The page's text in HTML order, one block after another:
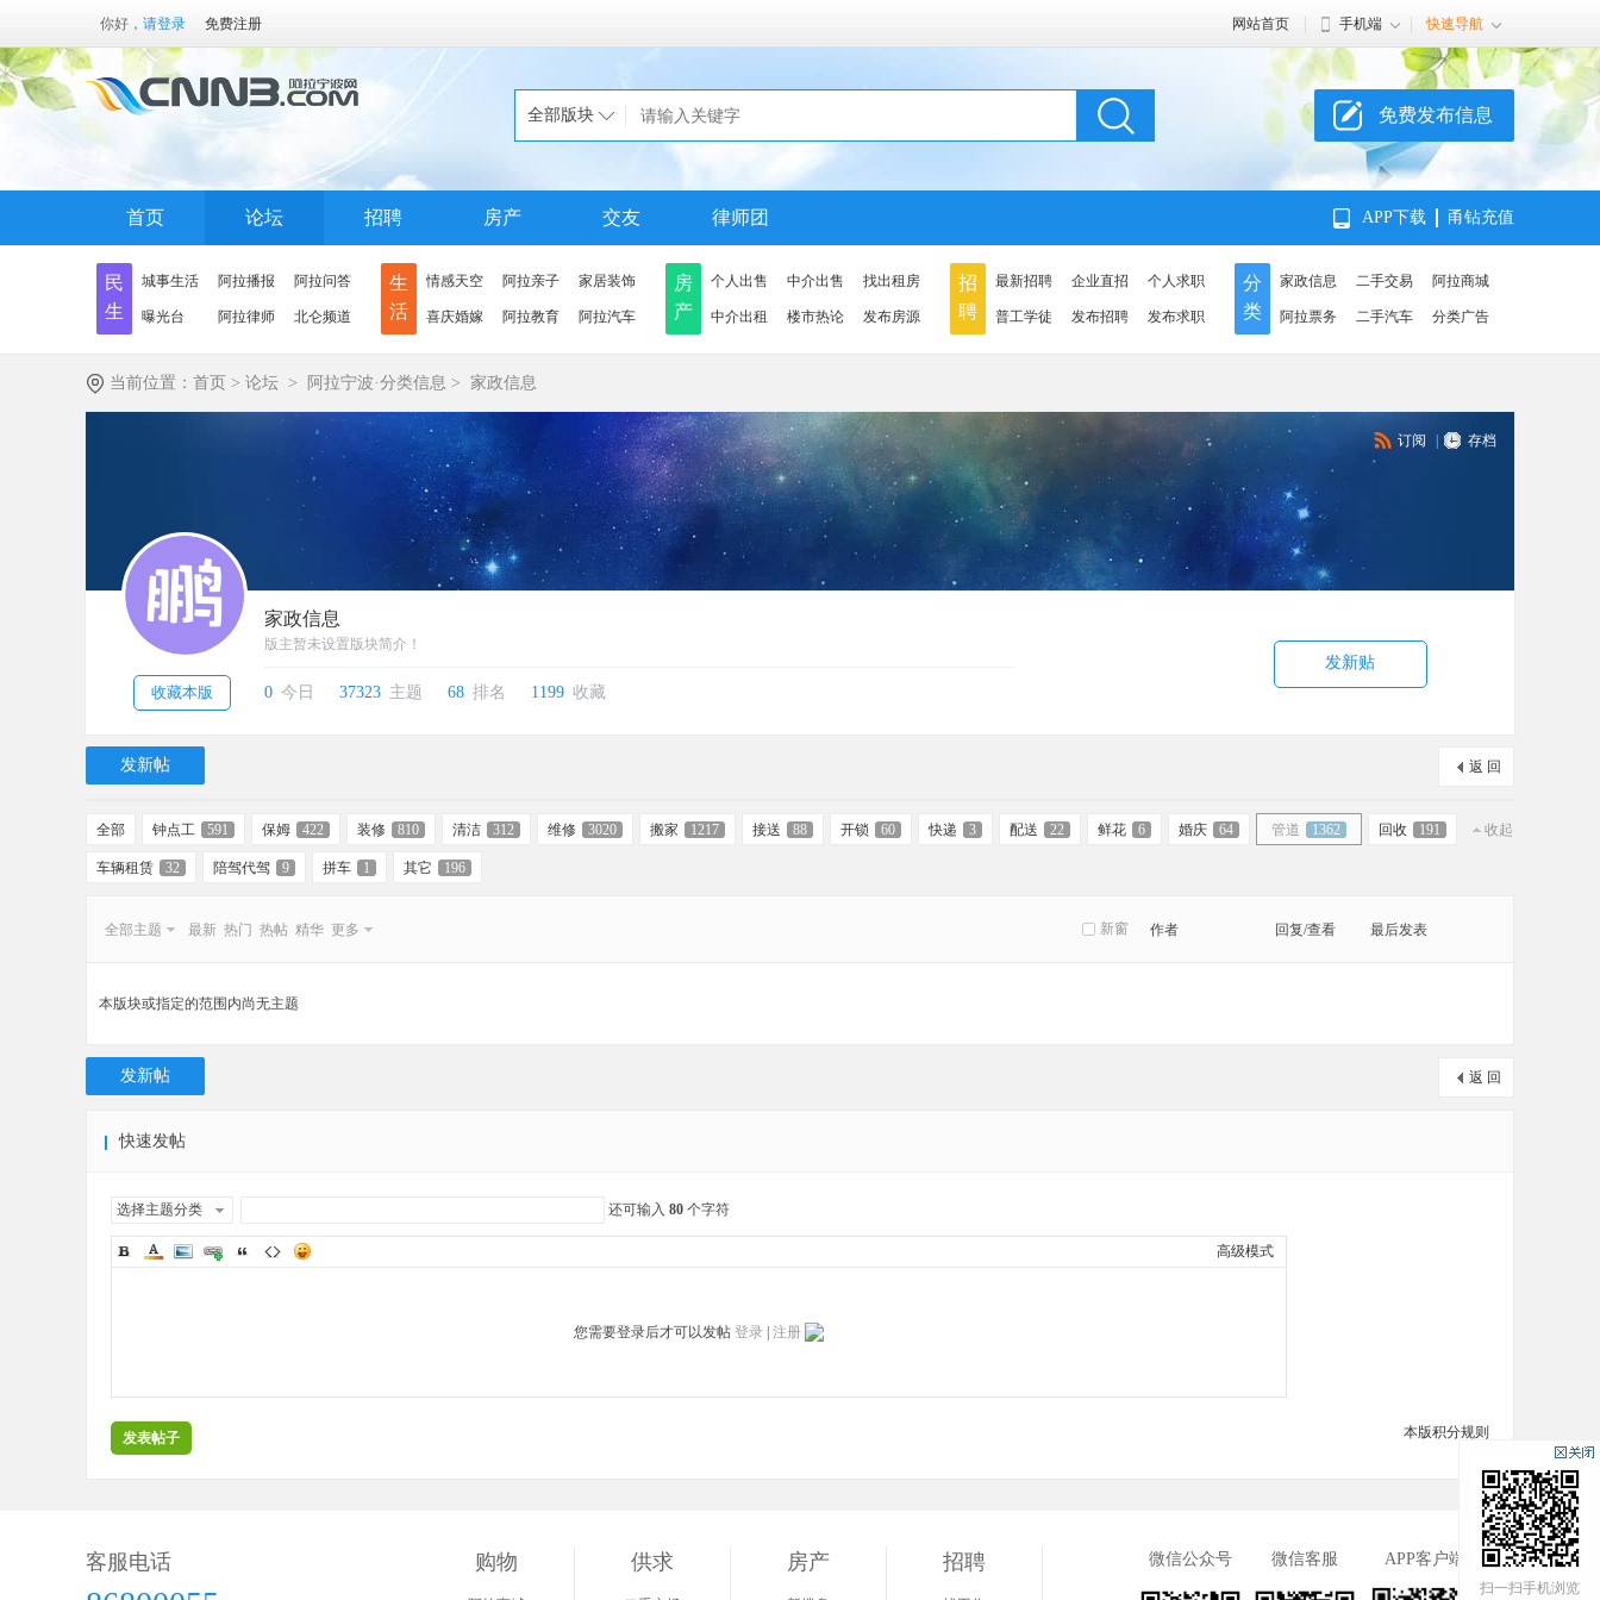
你好， 请登录 免费注册 网站首页 手机端 快速导航
全部版块 免费发布信息
首页 论坛 招聘 房产 交友 律师团 APP下载 甬钻充值
民
生
城事生活 阿拉播报 阿拉问答
曝光台 阿拉律师 北仑频道
生
活
情感天空 阿拉亲子 家居装饰
喜庆婚嫁 阿拉教育 阿拉汽车
房
产
个人出售 中介出售 找出租房
中介出租 楼市热论 发布房源
招
聘
最新招聘 企业直招 个人求职
普工学徒 发布招聘 发布求职
分
类
家政信息 二手交易 阿拉商城
阿拉票务 二手汽车 分类广告
当前位置： 首页 > 论坛 > 阿拉宁波·分类信息 > 家政信息
订阅 存档
收藏本版
家政信息
版主暂未设置版块简介！
0 今日 37323 主题 68 排名 1199 收藏
发新贴
返 回
发新帖
收起
全部 钟点工 591 保姆 422 装修 810 清洁 312 维修 3020 搬家 1217 接送 88 开锁 60 快递 3 配送 22 鲜花 6 婚庆 64 管道 1362 回收 191
车辆租赁 32 陪驾代驾 9 拼车 1 其它 196
新窗
全部主题 最新 热门 热帖 精华 更多 作者 回复/查看 最后发表
本版块或指定的范围内尚无主题
返 回
发新帖
快速发帖
选择主题分类 还可输入 80 个字符
高级模式
您需要登录后才可以发帖 登录 注册
本版积分规则
发表帖子
扫一扫手机浏览
客服电话 购物 供求 房产 招聘 微信公众号 微信客服 APP客户端